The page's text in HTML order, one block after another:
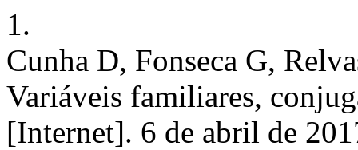
1.
Cunha D, Fonseca G,
Variáveis familiares,
[Internet]. 6 de abril de